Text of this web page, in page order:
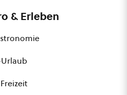
& Erleben